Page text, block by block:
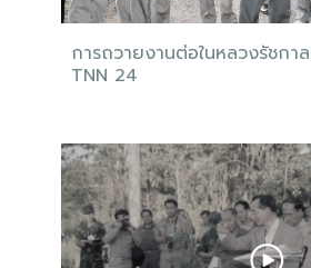
การถวายงานต่อในหลวงรัชกา
TNN 24